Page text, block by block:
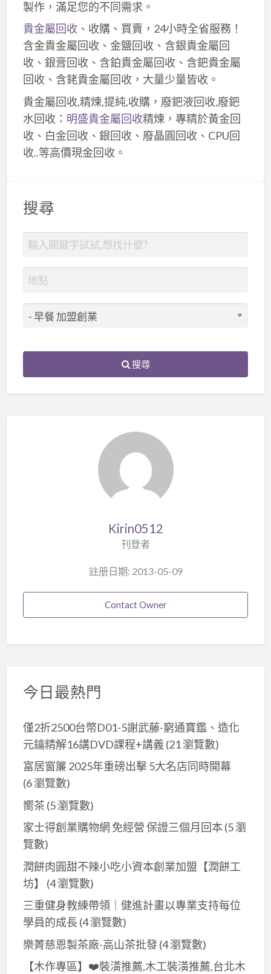
製作，滿足您的不同需求。
貴金屬回收、收購、買賣，24小時全省服務！
含金貴金屬回收、金鹽回收、含銀貴金屬回
收、銀膏回收、含鉑貴金屬回收、含鈀貴金屬
回收、含銠貴金屬回收，大量少量皆收。
貴金屬回收,精煉,提純,收購，廢鈀液回收,廢鈀
水回收： 明盛貴金屬回收精煉，專精於黃金回
收、白金回收、銀回收、廢晶圓回收、CPU回
收..等高價現金回收。
搜尋
搜尋
Kirin0512
刊登者
註册日期: 2013-05-09
Contact Owner
今日最熱門
僅2折2500台幣D01-5謝武藤-窮通寶鑑、造化
元鑰精解16講DVD課程+講義 (21 瀏覽數)
富居窗簾 2025年重磅出擊 5大名店同時開幕
(6 瀏覽數)
嚮茶 (5 瀏覽數)
家士得創業購物網 免經營 保證三個月回本(5 瀏
覽數)
潤餅肉圓甜不辣小吃小資本創業加盟【潤餅工
坊】
(4 瀏覽數)
三重健身教練帶領｜健進計畫以專業支持每位
學員的成長 (4 瀏覽數)
樂菁慈恩製茶廠-高山茶批發(4 瀏覽數)
【木作專區】❤️裝潢推薦,木工裝潢推薦,台北木